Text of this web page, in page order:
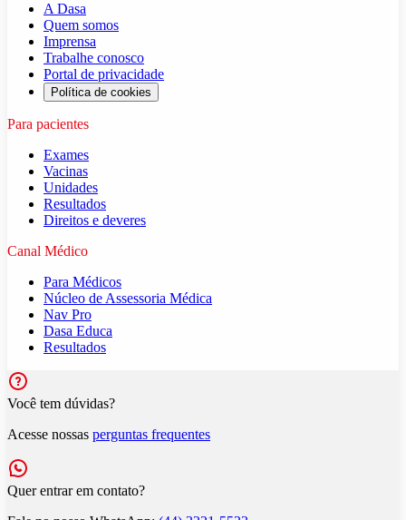
A Dasa
Quem somos
Imprensa
Trabalhe conosco
Portal de privacidade
Política de cookies
Para pacientes
Exames
Vacinas
Unidades
Resultados
Direitos e deveres
Canal Médico
Para Médicos
Núcleo de Assessoria Médica
Nav Pro
Dasa Educa
Resultados
Você tem dúvidas?
Acesse nossas perguntas frequentes
Quer entrar em contato?